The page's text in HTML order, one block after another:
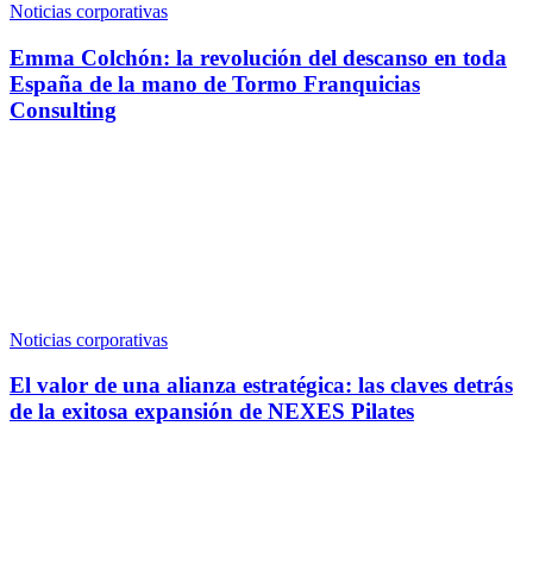
Noticias corporativas
Emma Colchón: la revolución del descanso en toda
España de la mano de Tormo Franquicias
Consulting
Noticias corporativas
El valor de una alianza estratégica: las claves detrás
de la exitosa expansión de NEXES Pilates